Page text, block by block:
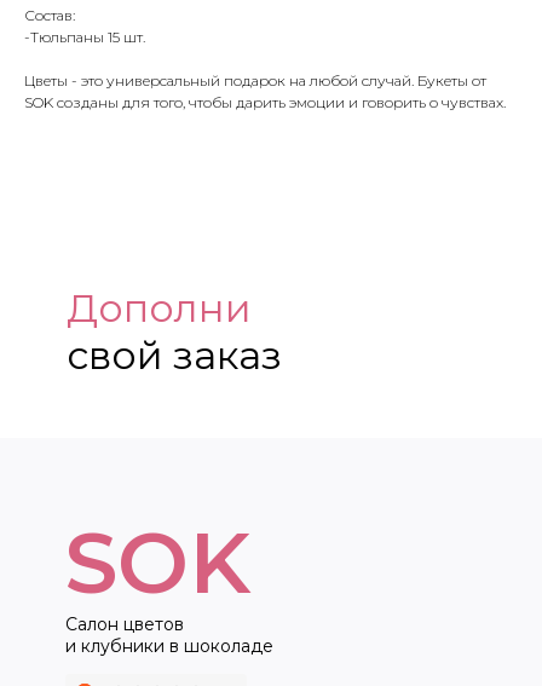
Состав:
-Тюльпаны 15 шт.
Цветы - это универсальный подарок на любой случай. Букеты от
SOK созданы для того, чтобы дарить эмоции и говорить о чувствах.
Дополни
свой заказ
Салон цветов
и клубники в шоколаде
SOK